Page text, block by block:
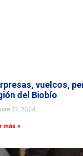
vuelcos,
del Biobío
27, 2024
más »